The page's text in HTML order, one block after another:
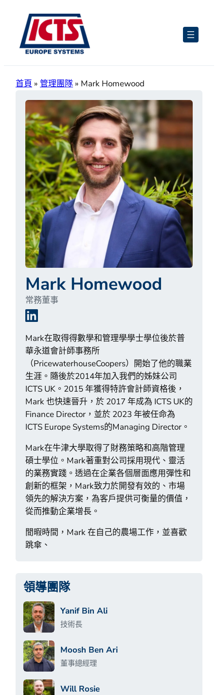
首頁 » 管理團隊 » Mark Homewood
Mark Homewood
常務董事
LinkedIn
Mark在取得得數學和管理學學士學位後於普
華永道會計師事務所
（PricewaterhouseCoopers）開始了他的職業
生涯。隨後於2014年加入我們的姊妹公司
ICTS UK。2015 年獲得特許會計師資格後，
Mark 也快速晉升，於 2017 年成為 ICTS UK的
Finance Director，並於 2023 年被任命為
ICTS Europe Systems的Managing Director。
Mark在牛津大學取得了財務策略和高階管理
碩士學位。Mark著重對公司採用現代、靈活
的業務實踐。透過在企業各個層面應用彈性和
創新的框架，Mark致力於開發有效的、市場
領先的解決方案，為客戶提供可衡量的價值，
從而推動企業增長。
閒暇時間，Mark 在自己的農場工作，並喜歡
跳傘、
領導團隊
Yanif Bin Ali
技術長
Moosh Ben Ari
董事總經理
Will Rosie